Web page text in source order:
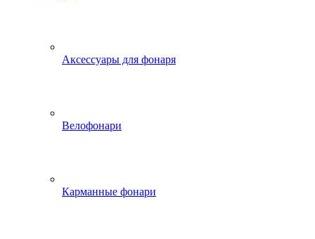
Аксессуары для фонаря
Велофонари
Карманные фонари